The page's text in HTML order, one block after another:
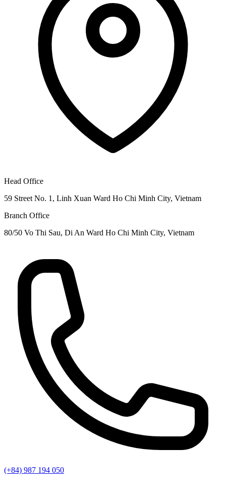
Head Office
59 Street No. 1, Linh Xuan Ward Ho Chi Minh City, Vietnam
Branch Office
80/50 Vo Thi Sau, Di An Ward Ho Chi Minh City, Vietnam
(+84) 987 194 050